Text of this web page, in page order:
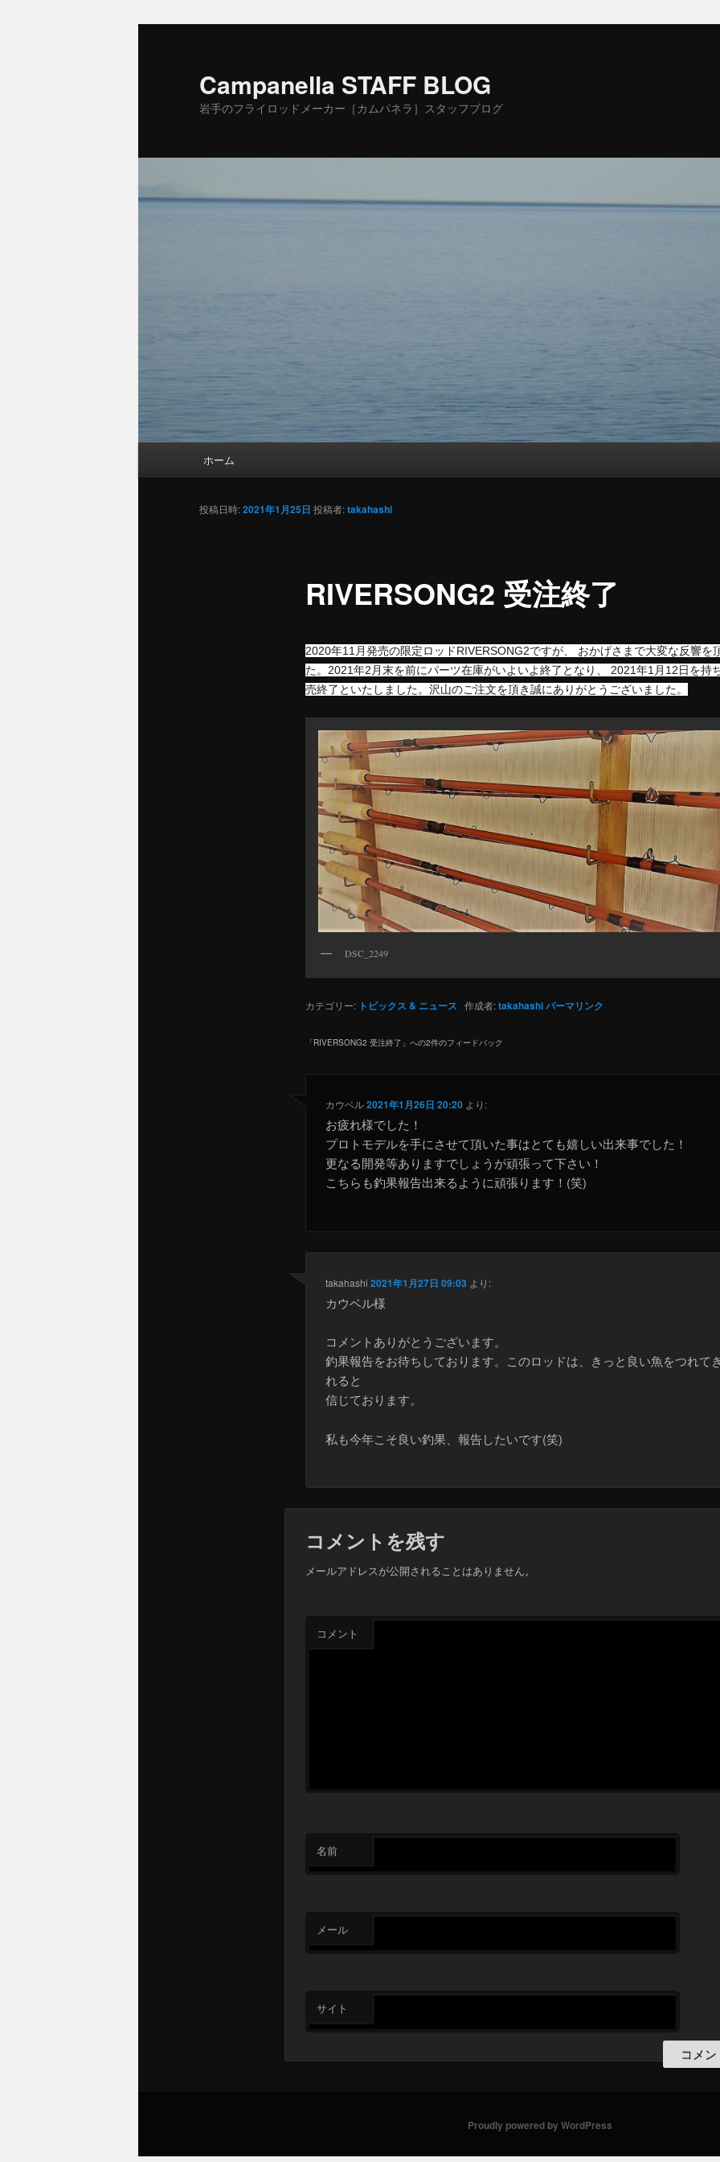
Campanella STAFF BLOG
岩手のフライロッドメーカー［カムパネラ］スタッフブログ
メ
イ
ホーム
RIVERSONG2 受注終了
投稿日時:2021年1月25日 投稿者:takahashi
2020年11月発売の限定ロッドRIVERSONG2ですが、 おかげさまで大変な反響を
た。2021年2月末を前にパーツ在庫がいよいよ終了となり、 2021年1月12日を持
売終了といたしました。沢山のご注文を頂き誠にありがとうございました。
DSC_2249
カテゴリー: トピックス & ニュース 作成者:takahashiパーマリンク
「RIVERSONG2 受注終了 」への2件のフィードバック
カウベル2021年1月26日 20:20 より:
お疲れ様でした！
プロトモデルを手にさせて頂いた事はとても嬉しい出来事でした！
更なる開発等ありますでしょうが頑張って下さい！
こちらも釣果報告出来るように頑張ります！(笑)
takahashi 2021年1月27日 09:03 より:
カウベル様
コメントありがとうございます。
釣果報告をお待ちしております。このロッドは、きっと良い魚をつれて
れると
信じております。
私も今年こそ良い釣果、報告したいです(笑)
コメントを残す
メールアドレスが公開されることはありません。
コメント
名前
メール
サイト
Proudly powered by WordPress